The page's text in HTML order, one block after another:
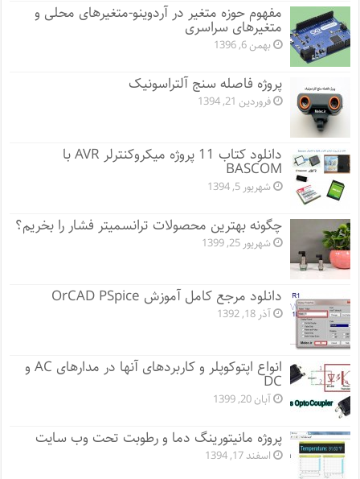
مفهوم حوزه متغیر در آردوینو-متغیرهای محلی و
متغیرهای سراسری
بهمن 6, 1396
پروژه فاصله سنج آلتراسونیک
فروردین 21, 1394
دانلود کتاب 11 پروژه میکروکنترلر AVR با
BASCOM
شهریور 5, 1394
چگونه بهترین محصولات ترانسمیتر فشار را بخریم؟
شهریور 25, 1399
دانلود مرجع کامل آموزش OrCAD PSpice
آذر 18, 1392
انواع اپتوکوپلر و کاربردهای آنها در مدارهای AC و
DC
آبان 20, 1399
پروژه مانيتورينگ دما و رطوبت تحت وب سایت
اسفند 17, 1394